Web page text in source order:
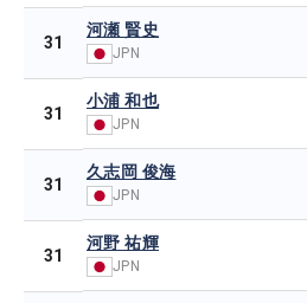
31
河瀬 賢史
JPN
31
小浦 和也
JPN
31
久志岡 俊海
JPN
31
河野 祐輝
JPN